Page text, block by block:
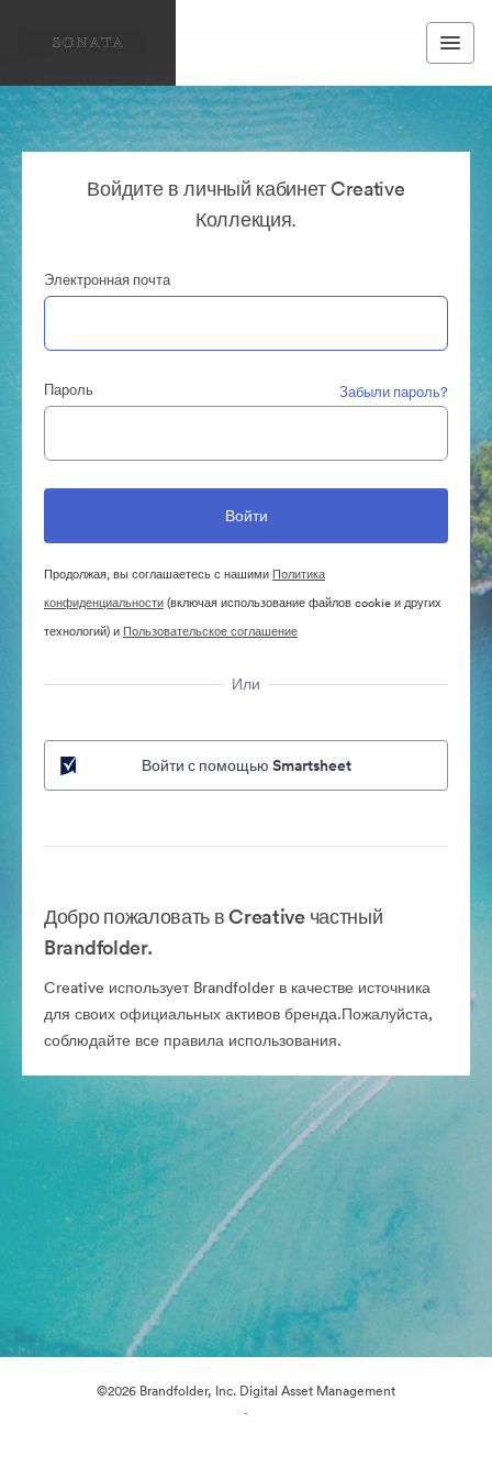
Войдите в личный кабинет Creative
Коллекция.
Электронная почта
Пароль Забыли пароль?
Продолжая, вы соглашаетесь с нашими Политика
конфиденциальности(включая использование файлов cookie и других
технологий) и Пользовательское соглашение
Или
Войти с помощью Smartsheet
Добро пожаловать в Creative частный
Brandfolder.
Creative использует Brandfolder в качестве источника
для своих официальных активов бренда.Пожалуйста,
соблюдайте все правила использования.
©2026 Brandfolder, Inc. Digital Asset Management
·